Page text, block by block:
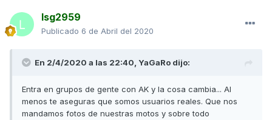
lsg2959
Publicado 6 de Abril del 2020
En 2/4/2020 a las 22:40, YaGaRo dijo:
Entra en grupos de gente con AK y la cosa cambia... Al
menos te aseguras que somos usuarios reales. Que nos
mandamos fotos de nuestras motos y sobre todo